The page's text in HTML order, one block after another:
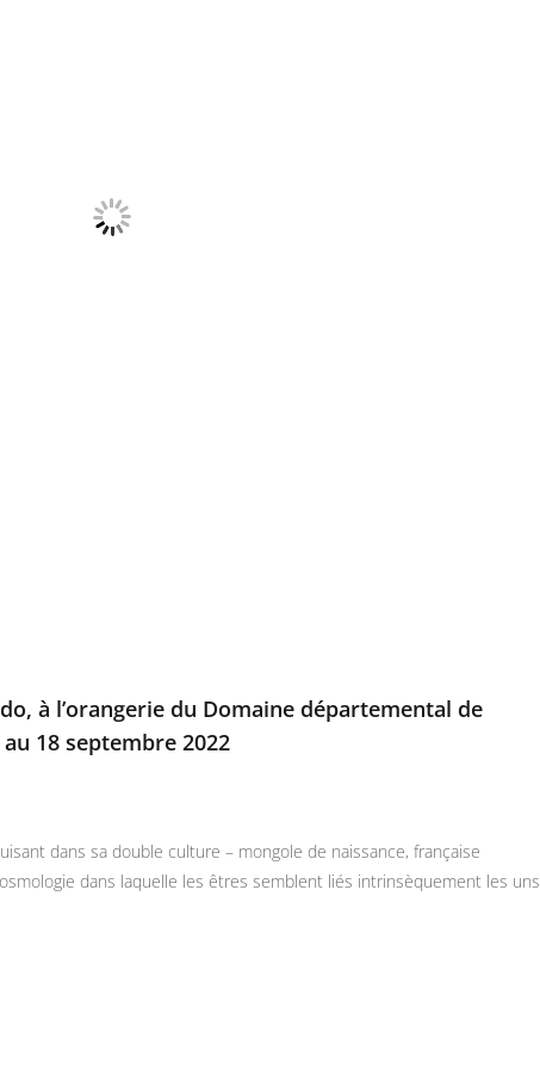
à l’orangerie du Domaine départemental de
18 septembre 2022
dans sa double culture – mongole de naissance, française
dans laquelle les êtres semblent liés intrinsèquement les uns